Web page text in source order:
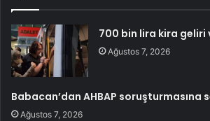
700 bin lira kira geliri
Ağustos 7, 2026
Babacan’dan AHBAP soruşturmasına
Ağustos 7, 2026